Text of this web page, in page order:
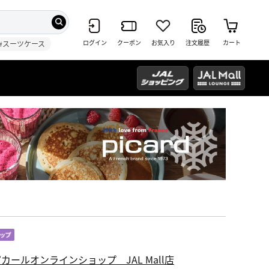
スーツケース ログイン クーポン お気入り 注文履歴 カート
ールオンラインショップ JAL Mall店